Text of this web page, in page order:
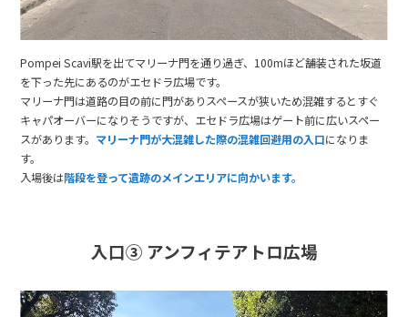
Pompei Scavi駅を出てマリーナ門を通り過ぎ、100mほど舗装された坂道
を下った先にあるのがエセドラ広場です。
マリーナ門は道路の目の前に門がありスペースが狭いため混雑するとすぐ
キャパオーバーになりそうですが、エセドラ広場はゲート前に広いスペー
スがあります。 マリーナ門が大混雑した際の混雑回避用の入口になりま
す。
入場後は階段を登って遺跡のメインエリアに向かいます。
入口③ アンフィテアトロ広場